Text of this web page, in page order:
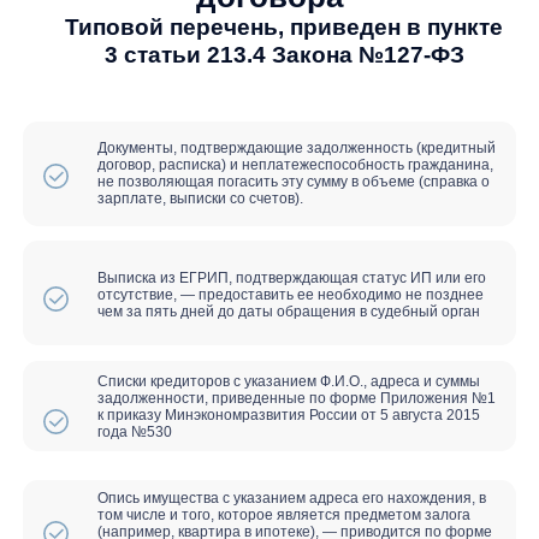
Списание всех займов, кредитов, в
том числе долгов по налогам
Отзыв всех исполнительных
Иммунитет от взыскания на
единственное жилье и долю
супруга
Вы сможете зарегистрироваться в